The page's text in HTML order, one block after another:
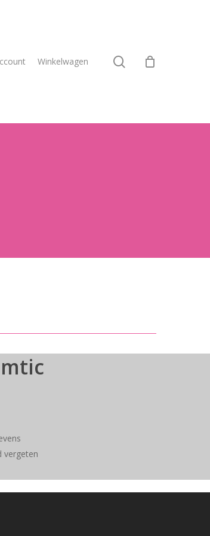
Winkelwagen search
vergeten